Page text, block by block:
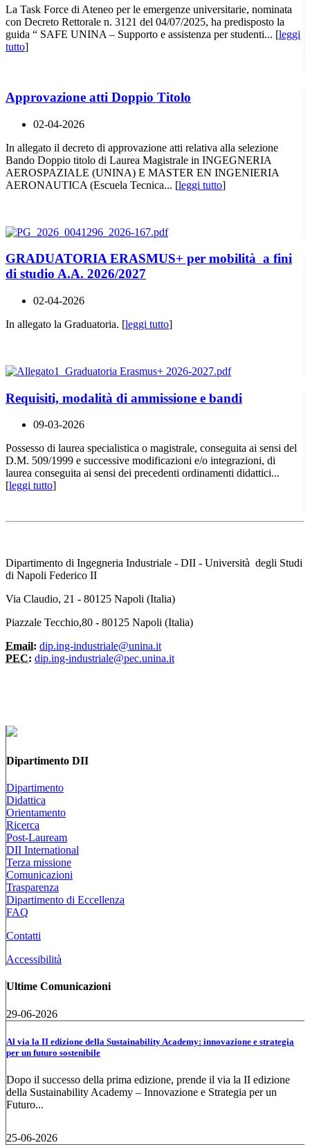
La Task Force di Ateneo per le emergenze universitarie, nominata
con Decreto Rettorale n. 3121 del 04/07/2025, ha predisposto la
guida “ SAFE UNINA – Supporto e assistenza per studenti... [leggi
tutto]
Approvazione atti Doppio Titolo
02-04-2026
In allegato il decreto di approvazione atti relativa alla selezione
Bando Doppio titolo di Laurea Magistrale in INGEGNERIA
AEROSPAZIALE (UNINA) E MASTER EN INGENIERIA
AERONAUTICA (Escuela Tecnica... [leggi tutto]
GRADUATORIA ERASMUS+ per mobilità a fini
di studio A.A. 2026/2027
02-04-2026
In allegato la Graduatoria. [leggi tutto]
Requisiti, modalità di ammissione e bandi
09-03-2026
Possesso di laurea specialistica o magistrale, conseguita ai sensi del
D.M. 509/1999 e successive modificazioni e/o integrazioni, di
laurea conseguita ai sensi dei precedenti ordinamenti didattici...
[leggi tutto]
Dipartimento di Ingegneria Industriale - DII - Università degli Studi
di Napoli Federico II
Via Claudio, 21 - 80125 Napoli (Italia)
Piazzale Tecchio,80 - 80125 Napoli (Italia)
Email: dip.ing-industriale@unina.it
PEC: dip.ing-industriale@pec.unina.it
Dipartimento DII
Dipartimento
Didattica
Orientamento
Ricerca
Post-Lauream
DII International
Terza missione
Comunicazioni
Trasparenza
Dipartimento di Eccellenza
FAQ
Contatti
Accessibilità
Ultime Comunicazioni
29-06-2026
Al via la II edizione della Sustainability Academy: innovazione e strategia
per un futuro sostenibile
Dopo il successo della prima edizione, prende il via la II edizione
della Sustainability Academy – Innovazione e Strategia per un
Futuro...
25-06-2026